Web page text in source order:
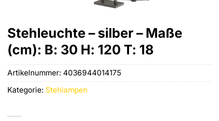
Stehleuchte – silber – Maße
(cm): B: 30 H: 120 T: 18
Artikelnummer: 4036944014175
Kategorie: Stehlampen